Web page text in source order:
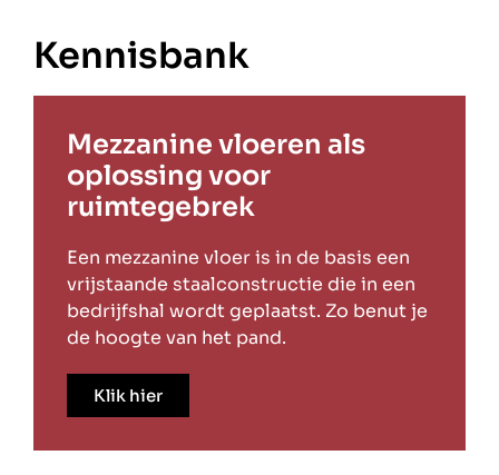
Kennisbank
Mezzanine vloeren als
oplossing voor
ruimtegebrek
Een mezzanine vloer is in de basis een
vrijstaande staalconstructie die in een
bedrijfshal wordt geplaatst. Zo benut je
de hoogte van het pand.
Klik hier